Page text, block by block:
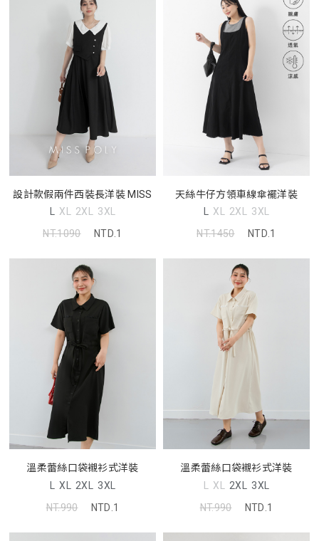
設計款假兩件西裝長洋裝 MISS
L XL 2XL 3XL
NT.1090
NTD.1
天絲牛仔方領車線傘襬洋裝
L XL 2XL 3XL
NT.1450
NTD.1
溫柔蕾絲口袋襯衫式洋裝
L XL 2XL 3XL
NT.990
NTD.1
溫柔蕾絲口袋襯衫式洋裝
L XL 2XL 3XL
NT.990
NTD.1